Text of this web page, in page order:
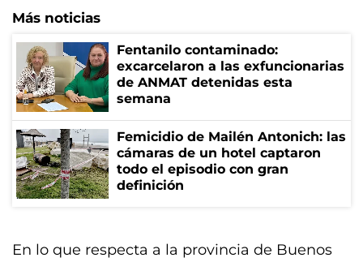
Más noticias
Fentanilo contaminado:
excarcelaron a las exfuncionarias
de ANMAT detenidas esta
semana
Femicidio de Mailén Antonich: las
cámaras de un hotel captaron
todo el episodio con gran
definición
En lo que respecta a la provincia de Buenos